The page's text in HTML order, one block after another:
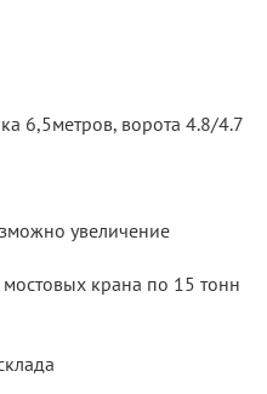
6,5метров, ворота 4.8/4.7
увеличение
крана по 15 тонн